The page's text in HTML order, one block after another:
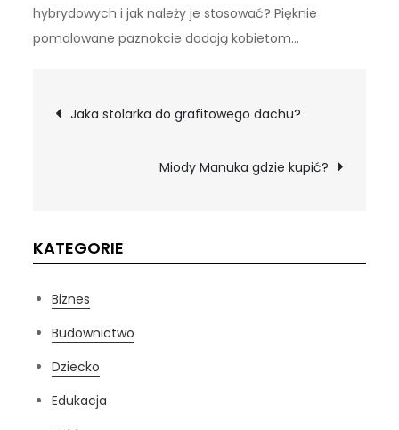
hybrydowych i jak należy je stosować? Pięknie
pomalowane paznokcie dodają kobietom…
Nawigacja
wpisu
Jaka stolarka do grafitowego dachu?
Miody Manuka gdzie kupić?
KATEGORIE
Biznes
Budownictwo
Dziecko
Edukacja